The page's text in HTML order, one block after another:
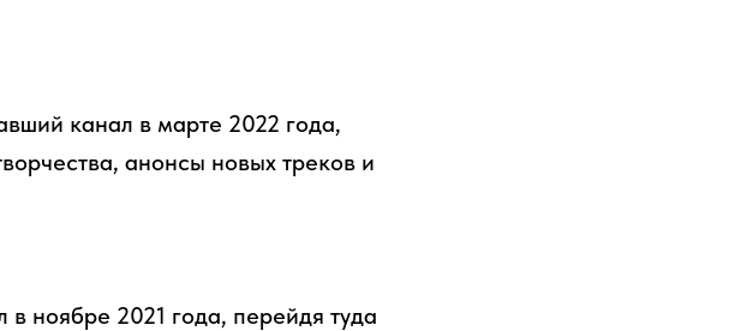
канал в марте 2022 года,
анонсы новых треков и
ноябре 2021 года, перейдя туда